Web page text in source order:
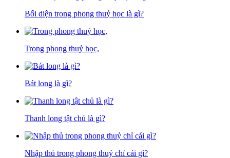
Bối diện trong phong thuỷ học là gì?
Trong phong thuỷ học,
Bát long là gì?
Thanh long tật chủ là gì?
Nhập thủ trong phong thuỷ chỉ cái gì?